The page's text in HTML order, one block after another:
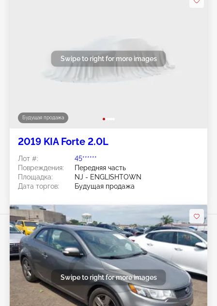
Будущая продажа
Swipe to right for more images
2019 KIA Forte 2.0L
Лот #:
45******
Повреждения:
Передняя часть
Площадка:
NJ - ENGLISHTOWN
Дата торгов:
Будущая продажа
Swipe to right for more images